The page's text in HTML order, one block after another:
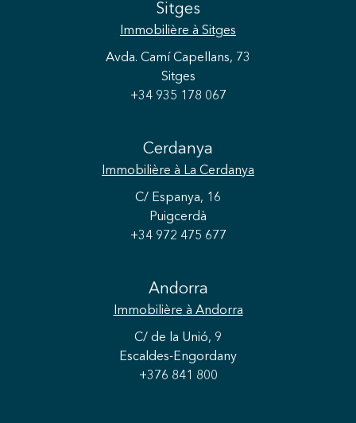
Sitges
Immobilière à Sitges
Avda. Camí Capellans, 73
Sitges
+34 935 178 067
Cerdanya
Immobilière à La Cerdanya
C/ Espanya, 16
Puigcerdà
+34 972 475 677
Andorra
Immobilière à Andorra
C/ de la Unió, 9
Escaldes-Engordany
+376 841 800